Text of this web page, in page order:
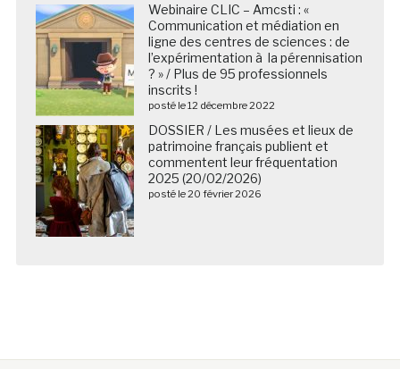
Webinaire CLIC – Amcsti : «
Communication et médiation en
ligne des centres de sciences : de
l’expérimentation à la pérennisation
? » / Plus de 95 professionnels
inscrits !
posté le 12 décembre 2022
DOSSIER / Les musées et lieux de
patrimoine français publient et
commentent leur fréquentation
2025 (20/02/2026)
posté le 20 février 2026